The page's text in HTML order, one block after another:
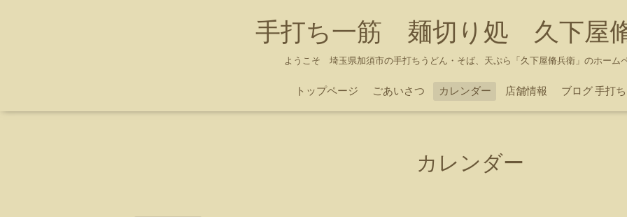
手打ち一筋 麺切り処 久下屋
ようこそ 埼玉県加須市の手打ちうどん・そば、天ぷら「久下屋脩兵衛」のホーム
トップページ ごあいさつ カレンダー 店舗情報 ブログ 手打
カレンダー